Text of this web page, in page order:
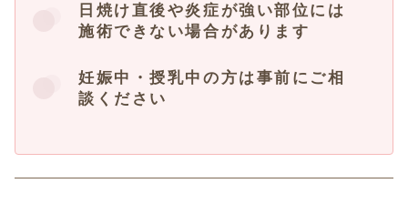
日焼け直後や炎症が強い部位には
施術できない場合があります
妊娠中・授乳中の方は事前にご相
談ください